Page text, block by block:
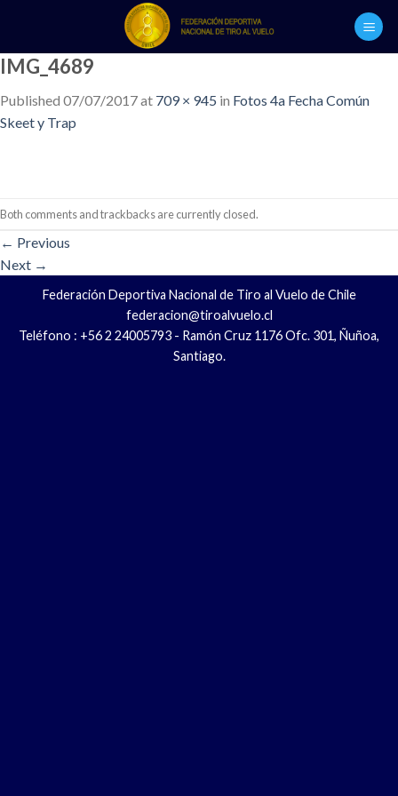
content
IMG_4689
Published 07/07/2017at 709 × 945 in Fotos 4a Fecha Común
Skeet y Trap
Both comments and trackbacks are currently closed.
← Previous
Next →
Federación Deportiva Nacional de Tiro al Vuelo de Chile
federacion@tiroalvuelo.cl
Teléfono : +56 2 24005793 - Ramón Cruz 1176 Ofc. 301, Ñuñoa,
Santiago.